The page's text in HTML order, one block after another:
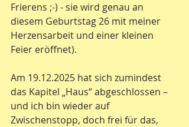
Frierens ;-) - sie wird genau an
diesem Geburtstag 26 mit meiner
Herzensarbeit und einer kleinen
Feier eröffnet).
Am 19.12.2025 hat sich zumindest
das Kapitel „Haus“ abgeschlossen –
und ich bin wieder auf
Zwischenstopp, doch frei für das,